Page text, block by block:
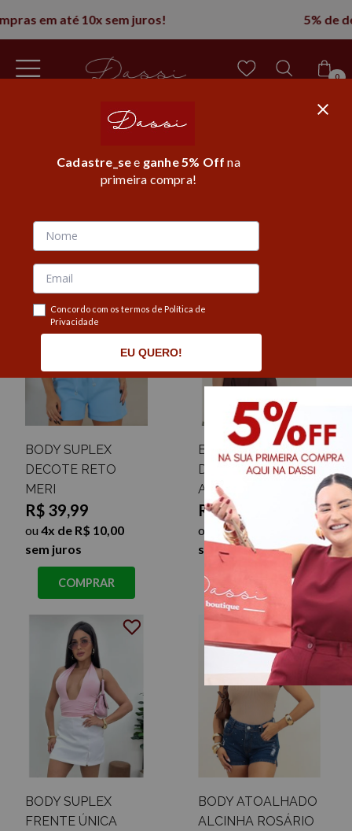
5% de desconto na 1° compra
0
Roupas/Body/Body alcinha
BODY SUPLEX
DECOTE RETO
MERI
R$ 39,99
ou 4x de R$ 10,00
sem juros
COMPRAR
BODY SUPLEX
DECOTE RETO
ADELY
R$ 39,99
ou
4x de R$ 10,00
sem juros
BODY SUPLEX
FRENTE ÚNICA
BODY ATOALHADO
ALCINHA ROSÁRIO
Cadastre_see ganhe 5% Off na
primeira compra!
Concordo com os termos de Política de
Privacidade
EU QUERO!